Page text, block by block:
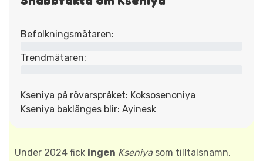
Befolkningsmätaren:
Trendmätaren:
Kseniya på rövarspråket: Koksosenoniya
Kseniya baklänges blir: Ayinesk
Under 2024 fick ingen Kseniyasom tilltalsnamn.